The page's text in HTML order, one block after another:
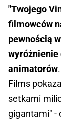
"Twojego
filmowców
pewnością
wyróżnienie
animatorów
Films
setkami
gigantami" -